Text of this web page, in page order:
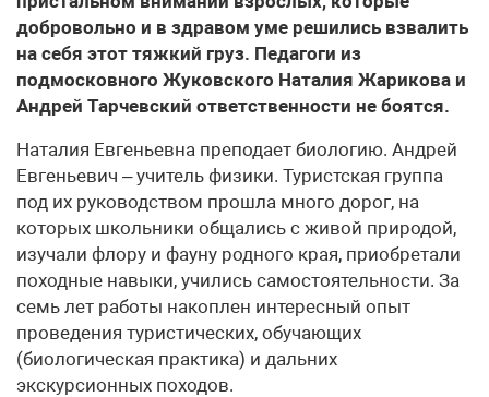
добровольно и в здравом уме решились взвалить
на себя этот тяжкий груз. Педагоги из
подмосковного Жуковского Наталия Жарикова и
Андрей Тарчевский ответственности не боятся.
Наталия Евгеньевна преподает биологию. Андрей
Евгеньевич – учитель физики. Туристская группа
под их руководством прошла много дорог, на
которых школьники общались с живой природой,
изучали флору и фауну родного края, приобретали
походные навыки, учились самостоятельности. За
семь лет работы накоплен интересный опыт
проведения туристических, обучающих
(биологическая практика) и дальних
экскурсионных походов.